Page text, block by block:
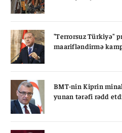
"Terrorsuz Türkiyə"
maarifləndirmə
BMT-nin Kiprin
yunan tərəfi rədd